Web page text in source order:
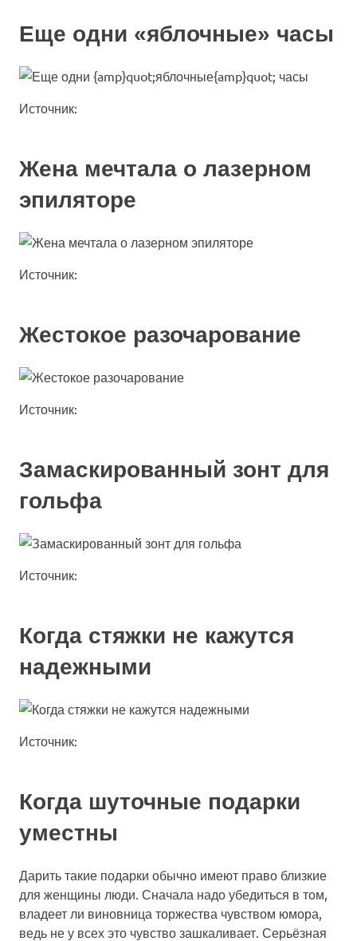
Еще одни «яблочные» часы
Источник:
Жена мечтала о лазерном
эпиляторе
Источник:
Жестокое разочарование
Источник:
Замаскированный зонт для
гольфа
Источник:
Когда стяжки не кажутся
надежными
Источник:
Когда шуточные подарки
уместны
Дарить такие подарки обычно имеют право близкие
для женщины люди. Сначала надо убедиться в том,
владеет ли виновница торжества чувством юмора,
ведь не у всех это чувство зашкаливает. Серьёзная